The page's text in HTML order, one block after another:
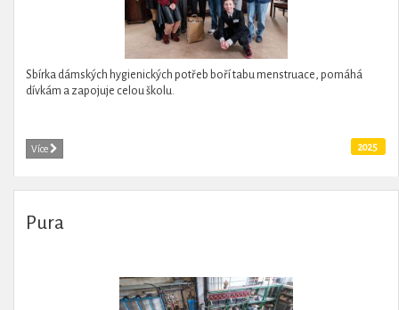
Sbírka dámských hygienických potřeb boří tabu menstruace, pomáhá
dívkám a zapojuje celou školu.
Více 2025
Pura